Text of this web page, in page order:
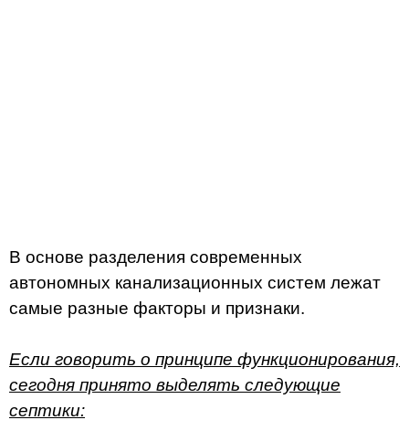
В основе разделения современных
автономных канализационных систем лежат
самые разные факторы и признаки.
Если говорить о принципе функционирования,
сегодня принято выделять следующие
септики: